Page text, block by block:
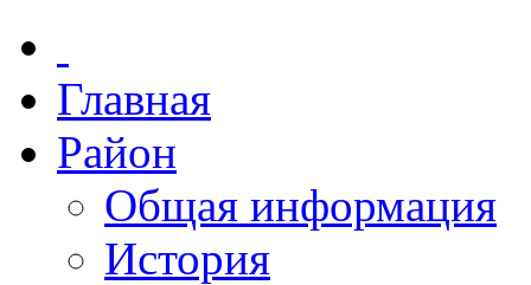
Главная
Район
Общая информация
История